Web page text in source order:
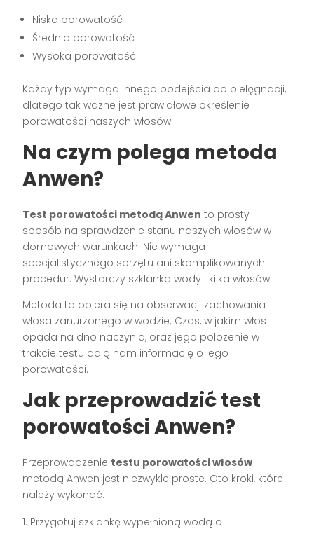
Niska porowatość
Średnia porowatość
Wysoka porowatość
Każdy typ wymaga innego podejścia do pielęgnacji,
dlatego tak ważne jest prawidłowe określenie
porowatości naszych włosów.
Na czym polega metoda
Anwen?
Test porowatości metodą Anwen to prosty
sposób na sprawdzenie stanu naszych włosów w
domowych warunkach. Nie wymaga
specjalistycznego sprzętu ani skomplikowanych
procedur. Wystarczy szklanka wody i kilka włosów.
Metoda ta opiera się na obserwacji zachowania
włosa zanurzonego w wodzie. Czas, w jakim włos
opada na dno naczynia, oraz jego położenie w
trakcie testu dają nam informację o jego
porowatości.
Jak przeprowadzić test
porowatości Anwen?
Przeprowadzenie testu porowatości włosów
metodą Anwen jest niezwykle proste. Oto kroki, które
należy wykonać:
Przygotuj szklankę wypełnioną wodą o